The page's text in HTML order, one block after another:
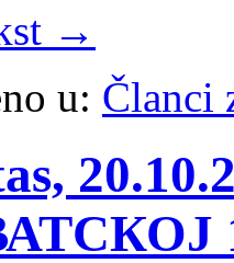
→
u: Članci